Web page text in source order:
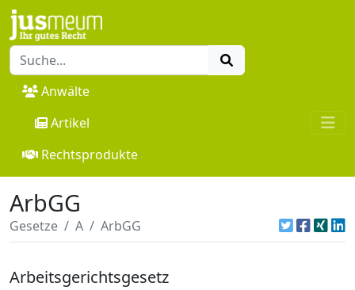
Anwälte
Artikel
Rechtsprodukte
ArbGG
Gesetze A ArbGG
Arbeitsgerichtsgesetz